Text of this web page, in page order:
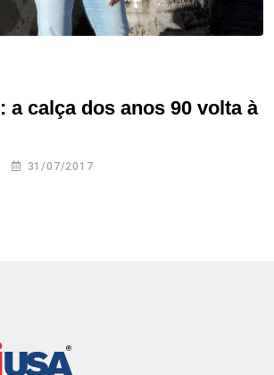
a calça dos anos 90 volta à
31/07/2017